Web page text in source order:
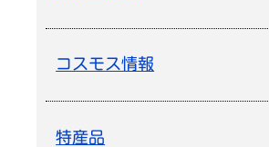
コスモス情報
特産品